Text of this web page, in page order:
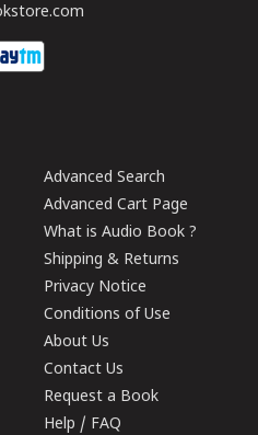
Advanced Search
Advanced Cart Page
What is Audio Book ?
Shipping & Returns
Privacy Notice
Conditions of Use
About Us
Contact Us
Request a Book
Help / FAQ